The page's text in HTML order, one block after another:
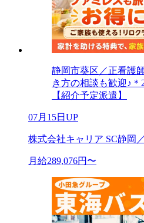
静岡市葵区／正看護
き方の相談も歓迎♪＊
【紹介予定派遣】
07月15日UP
株式会社キャリア SC静岡
月給289,076円〜